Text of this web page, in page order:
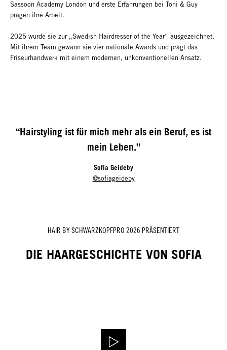
Sassoon Academy London und erste Erfahrungen bei Toni & Guy
prägen ihre Arbeit.
2025 wurde sie zur „Swedish Hairdresser of the Year“ ausgezeichnet.
Mit ihrem Team gewann sie vier nationale Awards und prägt das
Friseurhandwerk mit einem modernen, unkonventionellen Ansatz.
“Hairstyling ist für mich mehr als ein Beruf, es ist
mein Leben.”
Sofia Geideby
@sofiageideby
HAIR BY SCHWARZKOPFPRO 2026 PRÄSENTIERT
DIE HAARGESCHICHTE VON SOFIA